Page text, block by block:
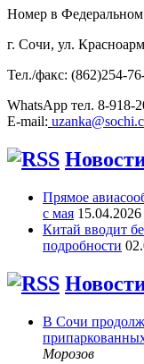
Номер в
г. Сочи, ул.
Тел./факс: (862)254-
WhatsApp тел. 8-918-
E-mail:
Прямое
с мая 15.04.2026
Китай вводит
подробности
В Сочи
Морозов